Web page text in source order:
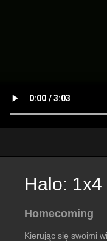
Halo: 1x4
Homecoming
Kierując się swoimi